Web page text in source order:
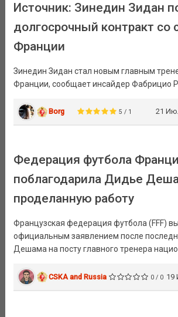
Источник: Зинедин Зидан
долгосрочный контракт со
Франции
Зинедин Зидан стал новым главным
Франции, сообщает инсайдер Фабрицио
Borg 5 / 1 21
Федерация футбола
поблагодарила Дидье
проделанную работу
Французская федерация футбола (FFF)
официальным заявлением после
Дешама на посту главного тренера
CSKA and Russia 0 / 0 19